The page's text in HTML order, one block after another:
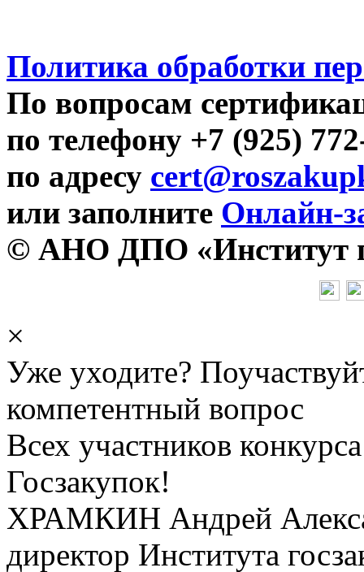
Политика обработки
По вопросам
по телефону +7 (925)
по адресу
или заполните Онлайн-
© АНО ДПО «Институт
×
Уже уходите?
компетентный вопрос
Всех участников
Госзакупок!
ХРАМКИН Андрей
директор Института